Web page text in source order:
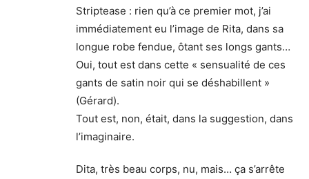
Striptease : rien qu’à ce premier mot, j’ai
immédiatement eu l’image de Rita, dans sa
longue robe fendue, ôtant ses longs gants…
Oui, tout est dans cette « sensualité de ces
gants de satin noir qui se déshabillent »
(Gérard).
Tout est, non, était, dans la suggestion, dans
l’imaginaire.
Dita, très beau corps, nu, mais… ça s’arrête